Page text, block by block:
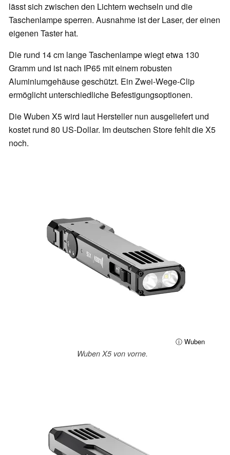
lässt sich zwischen den Lichtern wechseln und die
Taschenlampe sperren. Ausnahme ist der Laser, der einen
eigenen Taster hat.
Die rund 14 cm lange Taschenlampe wiegt etwa 130
Gramm und ist nach IP65 mit einem robusten
Aluminiumgehäuse geschützt. Ein Zwei-Wege-Clip
ermöglicht unterschiedliche Befestigungsoptionen.
Die Wuben X5 wird laut Hersteller nun ausgeliefert und
kostet rund 80 US-Dollar. Im deutschen Store fehlt die X5
noch.
ⓘ Wuben
Wuben X5 von vorne.